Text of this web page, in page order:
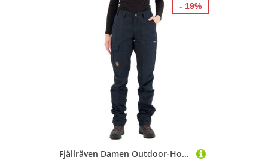
Fjällräven Damen Outdoor-Hose Karla Pro Curved, Dark Navy, 36, F89727-555
- 19%